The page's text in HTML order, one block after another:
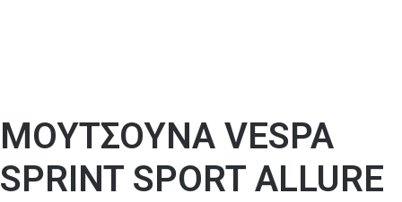
ΜΟΥΤΣΟΥΝΑ VESPA
SPRINT SPORT ALLURE